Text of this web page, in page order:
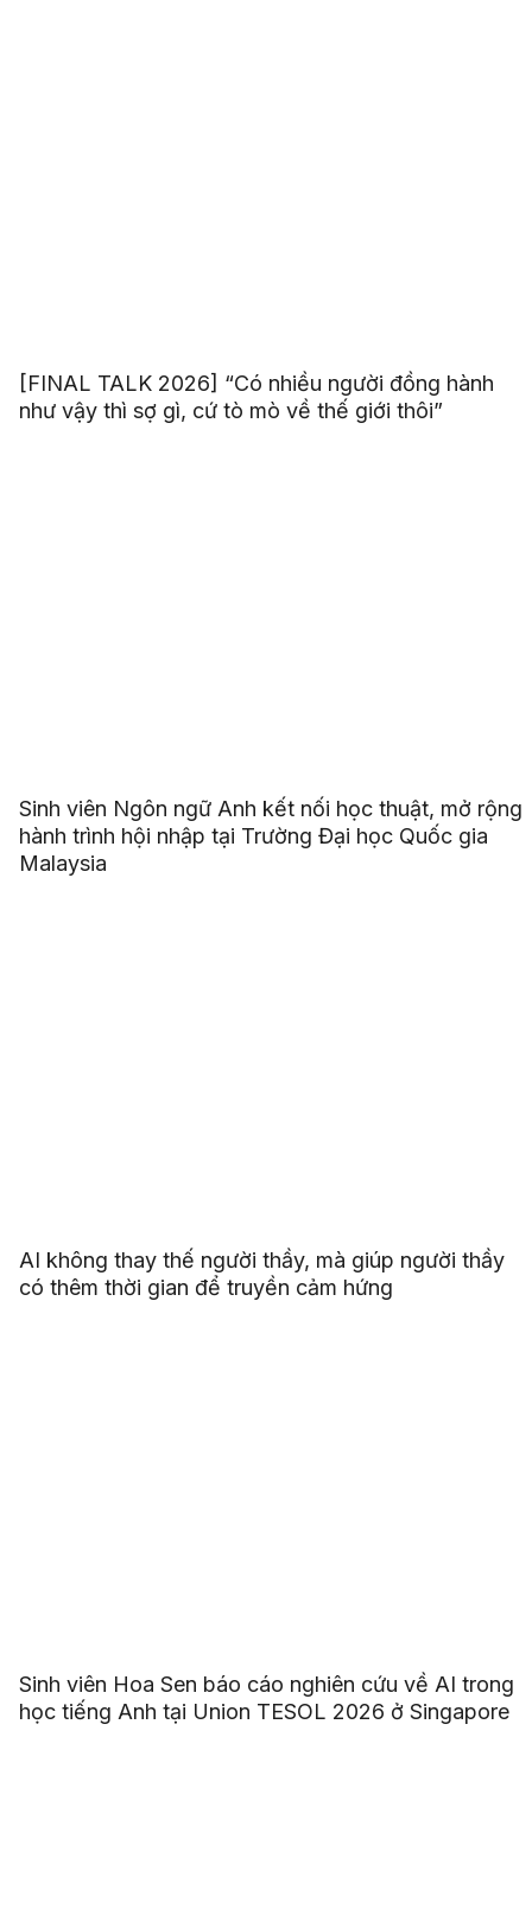
[FINAL TALK 2026] “Có nhiều người đồng hành
như vậy thì sợ gì, cứ tò mò về thế giới thôi”
Sinh viên Ngôn ngữ Anh kết nối học thuật, mở rộng
hành trình hội nhập tại Trường Đại học Quốc gia
Malaysia
AI không thay thế người thầy, mà giúp người thầy
có thêm thời gian để truyền cảm hứng
Sinh viên Hoa Sen báo cáo nghiên cứu về AI trong
học tiếng Anh tại Union TESOL 2026 ở Singapore